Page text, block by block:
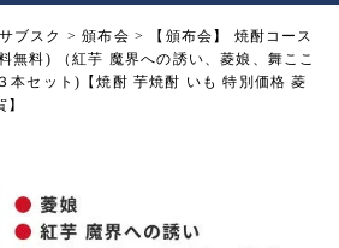
ブスク 頒布会
【頒布会】 焼酎コース
無料) （紅芋 魔界への誘い、菱娘、舞ここ
本セット)【焼酎 芋焼酎 いも 特別価格 菱